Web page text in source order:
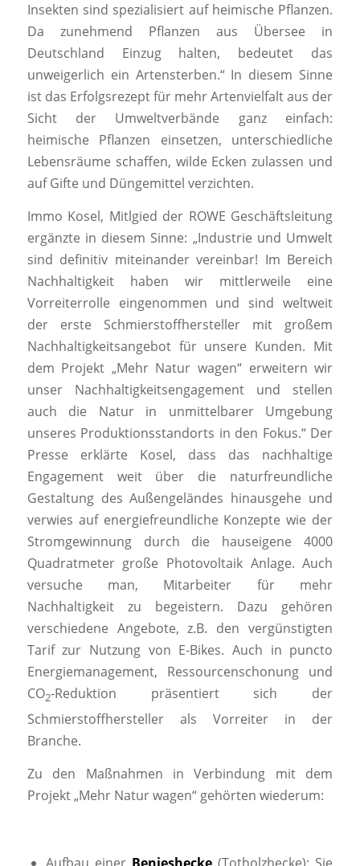
Insekten sind spezialisiert auf heimische Pflanzen.
Da zunehmend Pflanzen aus Übersee in
Deutschland Einzug halten, bedeutet das
unweigerlich ein Artensterben.“ In diesem Sinne
ist das Erfolgsrezept für mehr Artenvielfalt aus der
Sicht der Umweltverbände ganz einfach:
heimische Pflanzen einsetzen, unterschiedliche
Lebensräume schaffen, wilde Ecken zulassen und
auf Gifte und Düngemittel verzichten.
Immo Kosel, Mitlgied der ROWE Geschäftsleitung
ergänzte in diesem Sinne: „Industrie und Umwelt
sind definitiv miteinander vereinbar! Im Bereich
Nachhaltigkeit haben wir mittlerweile eine
Vorreiterrolle eingenommen und sind weltweit
der erste Schmierstoffhersteller mit großem
Nachhaltigkeitsangebot für unsere Kunden. Mit
dem Projekt „Mehr Natur wagen“ erweitern wir
unser Nachhaltigkeitsengagement und stellen
auch die Natur in unmittelbarer Umgebung
unseres Produktionsstandorts in den Fokus.“ Der
Presse erklärte Kosel, dass das nachhaltige
Engagement weit über die naturfreundliche
Gestaltung des Außengeländes hinausgehe und
verwies auf energiefreundliche Konzepte wie der
Stromgewinnung durch die hauseigene 4000
Quadratmeter große Photovoltaik Anlage. Auch
versuche man, Mitarbeiter für mehr
Nachhaltigkeit zu begeistern. Dazu gehören
verschiedene Angebote, z.B. den vergünstigten
Tarif zur Nutzung von E-Bikes. Auch in puncto
Energiemanagement, Ressourcenschonung und
CO2-Reduktion präsentiert sich der
Schmierstoffhersteller als Vorreiter in der
Branche.
Zu den Maßnahmen in Verbindung mit dem
Projekt „Mehr Natur wagen“ gehörten wiederum: